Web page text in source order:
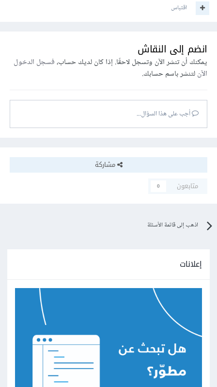
اقتباس
انضم إلى النقاش
يمكنك أن تنشر الآن وتسجل لاحقًا. إذا كان لديك حساب،فسجل الدخول
الآنلتنشر باسم حسابك.
أجب على هذا السؤال...
مشاركة
متابعون
0
اذهب إلى قائمة الأسئلة
إعلانات